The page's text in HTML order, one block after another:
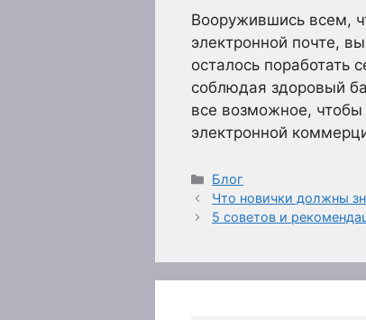
Вооружившись всем,
электронной почте,
осталось поработать
соблюдая здоровый
все возможное,
электронной
Рубрики
Блог
Что новички должны
5 советов и